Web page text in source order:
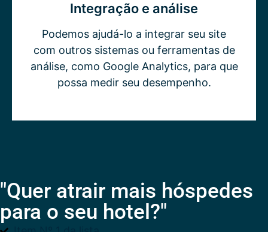
Integração e análise
Podemos ajudá-lo a integrar seu site
com outros sistemas ou ferramentas de
análise, como Google Analytics, para que
possa medir seu desempenho.
"Quer atrair mais hóspedes
para o seu hotel?"